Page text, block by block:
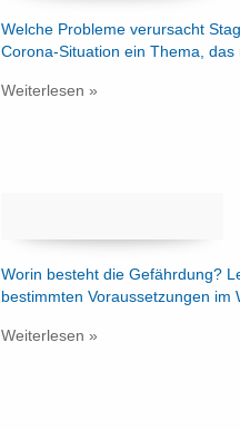
Welche Probleme verursacht
Corona-Situation ein Thema,
Weiterlesen »
Worin besteht die Gefährdung?
bestimmten Voraussetzungen im
Weiterlesen »